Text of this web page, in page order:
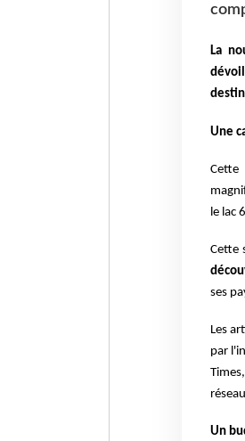
La
Une
le lac
Cette
ses
Les
par
Un